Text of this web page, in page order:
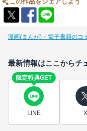
漫画(まんが)・電子書籍のコ
最新情報はここからチ
限定特典GET
LINE X